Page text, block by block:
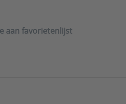
aan favorietenlijst